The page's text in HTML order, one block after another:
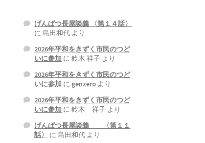
げんぱつ長屋談義 〈第１４話〉
に島田和代 より
2026年平和をきずく市民のつど
いに参加 に鈴木 祥子 より
2026年平和をきずく市民のつど
いに参加 に genzero より
2026年平和をきずく市民のつど
いに参加 に鈴木 祥子 より
げんぱつ長屋談義 〈第１１
話〉
に島田和代 より